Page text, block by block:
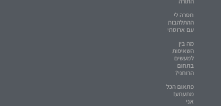
חסרה לי
ההתלהבות
עם ארוסתי
מה בין
השאיפות
למעשים
בתחום
הרוחני?
פתאום הכל
מתעתע!
אני